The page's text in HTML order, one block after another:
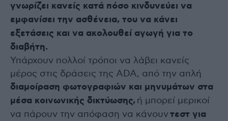
γνωρίζει κανείς κατά πόσο κινδυνεύει να
εμφανίσει την ασθένεια, του να κάνει
εξετάσεις και να ακολουθεί αγωγή για το
διαβήτη.
Υπάρχουν πολλοί τρόποι να λάβει κανείς
μέρος στις δράσεις της ADA, από την απλή
διαμοίραση φωτογραφιών και μηνυμάτων στα
μέσα κοινωνικής δικτύωσης, ή μπορεί μερικοί
να πάρουν την απόφαση να κάνουντεστ για